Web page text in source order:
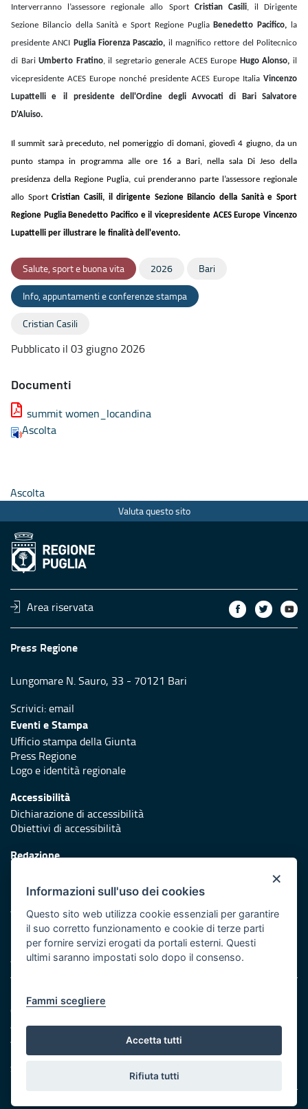
Interverranno l’assessore regionale allo Sport Cristian Casili, il Dirigente
Sezione Bilancio della Sanità e Sport Regione Puglia Benedetto Pacifico, la
presidente ANCI PugliaFiorenza Pascazio, il magnifico rettore del Politecnico
di BariUmberto Fratino, il segretario generale ACES Europe Hugo Alonso,il
vicepresidente ACES Europe nonché presidente ACES Europe Italia Vincenzo
Lupattelli e il presidente dell'Ordine degli Avvocati di BariSalvatore
D'Aluiso.
Il summit sarà preceduto, nel pomeriggio di domani, giovedì 4 giugno, da un
punto stampa in programma alle ore 16 a Bari, nella sala Di Jeso della
presidenza della Regione Puglia, cui prenderanno parte l’assessore regionale
allo SportCristian Casili, il dirigente Sezione Bilancio della Sanità e Sport
Regione Puglia Benedetto Pacifico e il vicepresidente ACES Europe Vincenzo
Lupattelli per illustrare le finalità dell'evento.
Salute, sport e buona vita 2026 Bari
Info, appuntamenti e conferenze stampa
Cristian Casili
Pubblicato il 03 giugno 2026
Documenti
summit women_locandina
Ascolta
Ascolta
Valuta questo sito
Area riservata
Press Regione
Lungomare N. Sauro, 33 - 70121 Bari
Scrivici:email
Eventi e Stampa
Ufficio stampa della Giunta
Press Regione
Logo e identità regionale
Accessibilità
Dichiarazione di accessibilità
Obiettivi di accessibilità
Redazione
Protezione civile
Vai al sito di Protezione Civile Puglia
Iniziativa finanziata con risorse del POR Puglia 2014/2020 -
Asse XI
Note legali
Cookie e privacy
Amministrazione trasparente
Atti di notifica
Feed RSS
Servizi Intranet
×
Informazioni sull'uso dei cookies
Questo sito web utilizza cookie essenziali per garantire
il suo corretto funzionamento e cookie di terze parti
per fornire servizi erogati da portali esterni. Questi
ultimi saranno impostati solo dopo il consenso.
Fammi scegliere
Accetta tutti
Rifiuta tutti